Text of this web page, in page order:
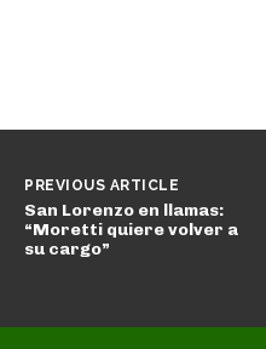
PREVIOUS ARTICLE
San Lorenzo en llamas:
“Moretti quiere volver a
su cargo”